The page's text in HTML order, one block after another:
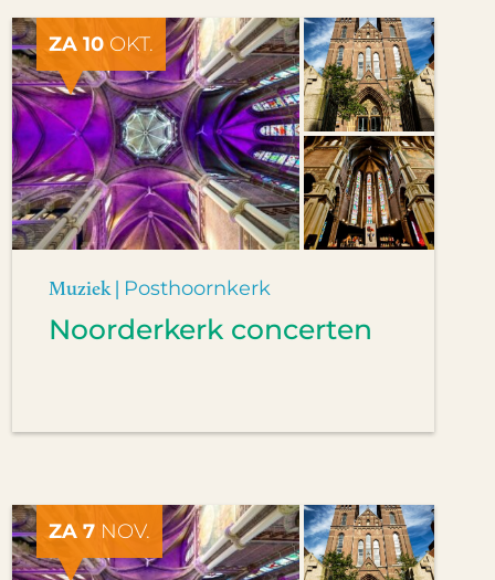
ZA 10OKT.
Muziek | Posthoornkerk
Noorderkerk concerten
ZA 7NOV.